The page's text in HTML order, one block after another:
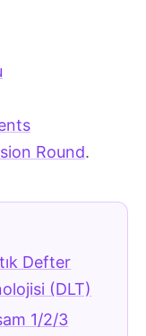
Round.
Defter
(DLT)
1/2/3